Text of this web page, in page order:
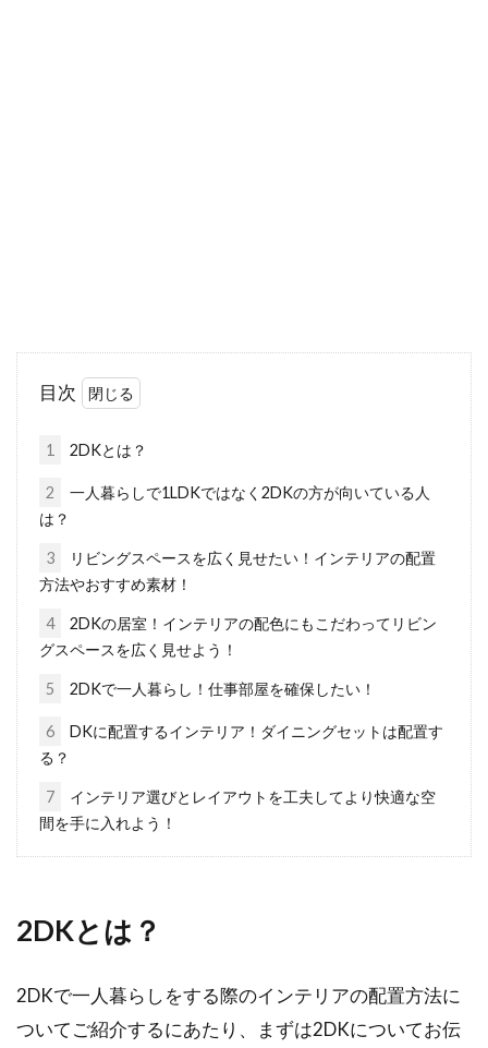
策をして事故を防ごう！
2LDKインテリアで悩む方必見！家具
配置は暮らしやすさも左右
2LDKは、広さがある故にかえってインテリアに
悩むという声も聞かれます。そのため、2LDK
秋に済ませたい窓＆ベランダ掃除！
目次
1 2DKとは？
2
一人暮らしで1LDKではなく2DKの方が向いている人
は？
3
リビングスペースを広く見せたい！インテリアの配置
方法やおすすめ素材！
4
2DKの居室！インテリアの配色にもこだわってリビン
グスペースを広く見せよう！
5 2DKで一人暮らし！仕事部屋を確保したい！
6
DKに配置するインテリア！ダイニングセットは配置す
る？
7
インテリア選びとレイアウトを工夫してより快適な空
間を手に入れよう！
2DKとは？
2DKで一人暮らしをする際のインテリアの配置方法に
ついてご紹介するにあたり、まずは2DKについてお伝